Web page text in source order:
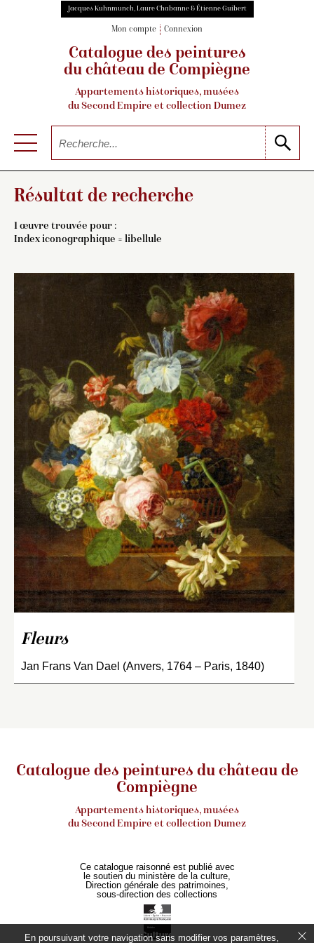
Jacques Kuhnmunch, Laure Chabanne & Étienne Guibert
Mon compte Connexion
Catalogue des peintures
du château de Compiègne
Appartements historiques, musées
du Second Empire et collection Dumez
Résultat de recherche
1 œuvre trouvée pour :
Index iconographique = libellule
Fleurs
Jan Frans Van Dael (Anvers, 1764 – Paris, 1840)
Catalogue des peintures du château de
Compiègne
Appartements historiques, musées
du Second Empire et collection Dumez
Ce catalogue raisonné est publié avec
le soutien du ministère de la culture,
Direction générale des patrimoines,
sous-direction des collections
En poursuivant votre navigation sans modifier vos paramètres,